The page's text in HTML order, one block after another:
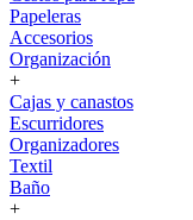
Papeleras
Accesorios
Organización
+
Cajas y canastos
Escurridores
Organizadores
Textil
Baño
+